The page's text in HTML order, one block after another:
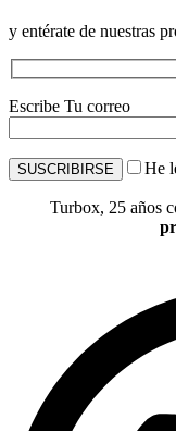
y entérate de nuestras
Escribe Tu correo
He
Turbox, 25 años